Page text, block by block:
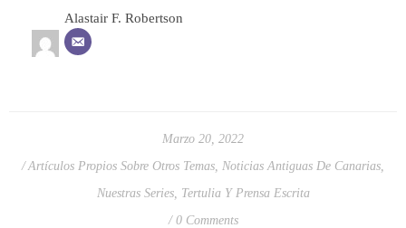
Alastair F. Robertson
Marzo 20, 2022
Artículos Propios Sobre Otros Temas Noticias Antiguas De Canarias
Nuestras Series, Tertulia Y Prensa Escrita
0 Comments